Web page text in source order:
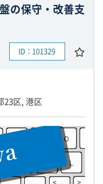
の保守・改善支
ID：101329
23区, 港区